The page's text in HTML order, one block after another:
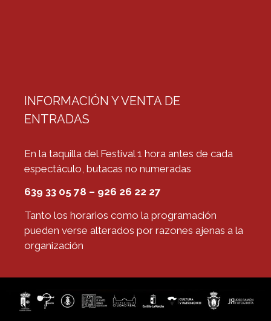
INFORMACIÓN Y VENTA DE
ENTRADAS
En la taquilla del Festival 1 hora antes de cada
espectáculo, butacas no numeradas
639 33 05 78 – 926 26 22 27
Tanto los horarios como la programación
pueden verse alterados por razones ajenas a la
organización